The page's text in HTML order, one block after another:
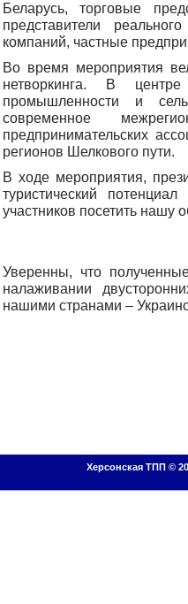
Беларусь, торговые
представители
компаний, частные
Во время мероприятия
нетворкинга. В
промышленности и
современное
предпринимательских
регионов Шелкового пути.
В ходе мероприятия,
туристический
участников посетить нашу
Уверенны, что
налаживании
нашими странами –
Херсонская ТПП ©